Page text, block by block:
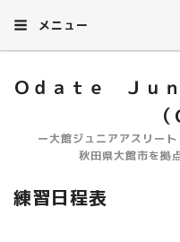
メニュー
Ｏｄａｔｅ Ｊｕ
ー大館ジュニアアスリー
秋田県大館市を拠
練習日程表